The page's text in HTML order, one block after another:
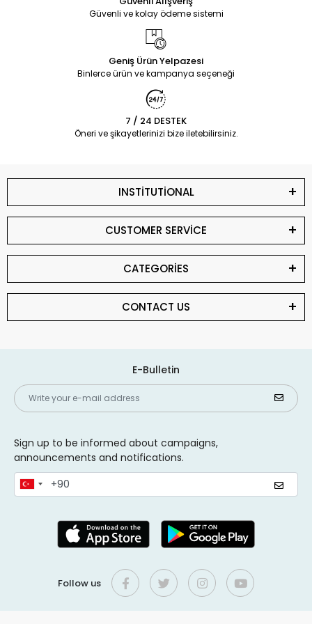
Güvenli ve kolay ödeme sistemi
Geniş Ürün Yelpazesi
Binlerce ürün ve kampanya seçeneği
7 / 24 DESTEK
Öneri ve şikayetlerinizi bize iletebilirsiniz.
INSTİTUTİONAL
CUSTOMER SERVİCE
CATEGORİES
CONTACT US
E-Bulletin
Sign up to be informed about campaigns,
announcements and notifications.
Follow us